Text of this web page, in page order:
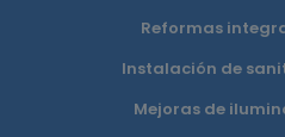
Reformas
Instalación de
Mejoras de